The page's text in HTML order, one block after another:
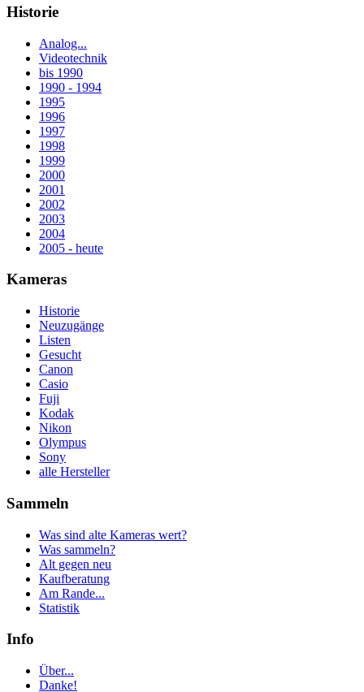
Historie
Analog...
Videotechnik
bis 1990
1990 - 1994
1995
1996
1997
1998
1999
2000
2001
2002
2003
2004
2005 - heute
Kameras
Historie
Neuzugänge
Listen
Gesucht
Canon
Casio
Fuji
Kodak
Nikon
Olympus
Sony
alle Hersteller
Sammeln
Was sind alte Kameras wert?
Was sammeln?
Alt gegen neu
Kaufberatung
Am Rande...
Statistik
Info
Über...
Danke!